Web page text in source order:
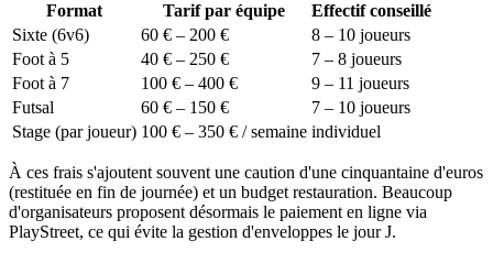
Format Tarif par équipe
Effectif conseillé
Sixte (6v6)
60 € – 200 €
8 – 10 joueurs
Foot à 5
40 € – 250 €
7 – 8 joueurs
Foot à 7
100 € – 400 €
9 – 11 joueurs
Futsal
60 € – 150 €
7 – 10 joueurs
Stage (par joueur) 100 € – 350 € / semaine individuel
À ces frais s'ajoutent souvent une caution d'une cinquantaine d'euros
(restituée en fin de journée) et un budget restauration. Beaucoup
d'organisateurs proposent désormais le paiement en ligne via
PlayStreet, ce qui évite la gestion d'enveloppes le jour J.